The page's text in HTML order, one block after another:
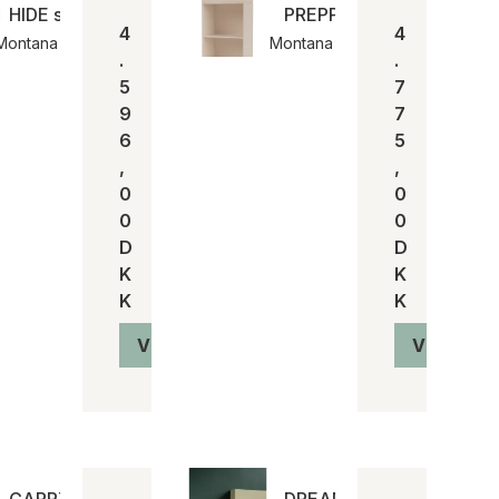
HIDE skoskab | Montana
4
.
5
9
6
,
0
0
D
K
K
Vis produkt
PREPPY | Montana
Montana
4
.
7
7
5
,
0
0
D
K
K
Vis